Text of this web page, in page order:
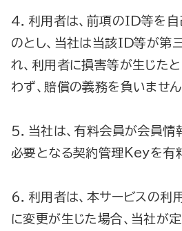
４．利用者は、前項のＩＤ等を
のとし、当社は当該ＩＤ等が第
れ、利用者に損害等が生じた
わず、賠償の義務を負いません
５．当社は、有料会員が会員
必要となる契約管理Keyを有
６．利用者は、本サービスの
に変更が生じた場合、当社が